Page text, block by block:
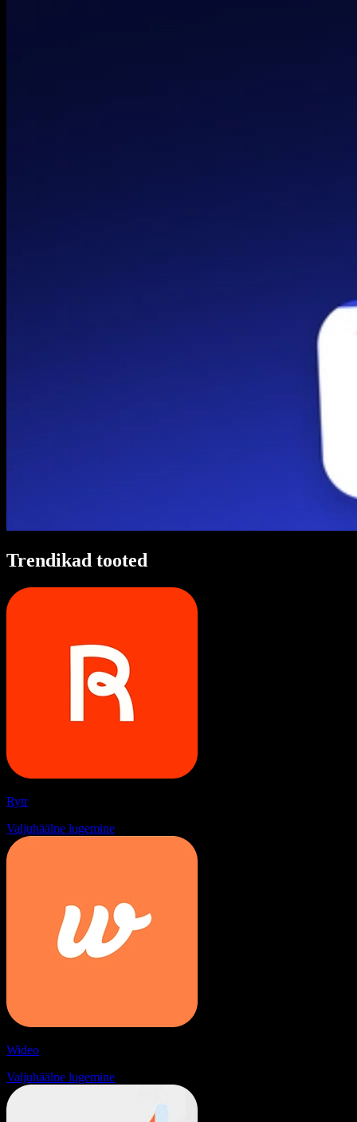
Trendikad tooted
Rytr
Valjuhäälne lugemine
Wideo
Valjuhäälne lugemine